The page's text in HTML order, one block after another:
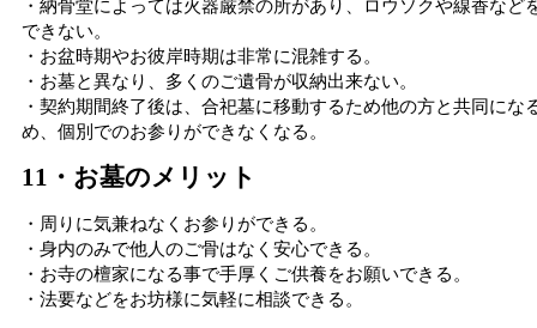
・納骨堂によっては火器厳禁の所があり、ロウソクや線香など
できない。
・お盆時期やお彼岸時期は非常に混雑する。
・お墓と異なり、多くのご遺骨が収納出来ない。
・契約期間終了後は、合祀墓に移動するため他の方と共同にな
め、個別でのお参りができなくなる。
11・お墓のメリット
・周りに気兼ねなくお参りができる。
・身内のみで他人のご骨はなく安心できる。
・お寺の檀家になる事で手厚くご供養をお願いできる。
・法要などをお坊様に気軽に相談できる。